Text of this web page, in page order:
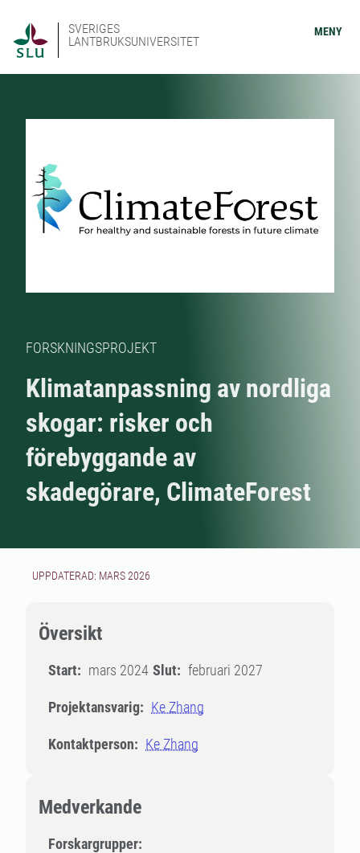
SVERIGES
LANTBRUKSUNIVERSITET
MENY
FORSKNINGSPROJEKT
Klimatanpassning av nordliga
skogar: risker och
förebyggande av
skadegörare, ClimateForest
UPPDATERAD: MARS 2026
Översikt
Start: mars 2024 Slut: februari 2027
Projektansvarig: Ke Zhang
Kontaktperson: Ke Zhang
Medverkande
Forskargrupper: